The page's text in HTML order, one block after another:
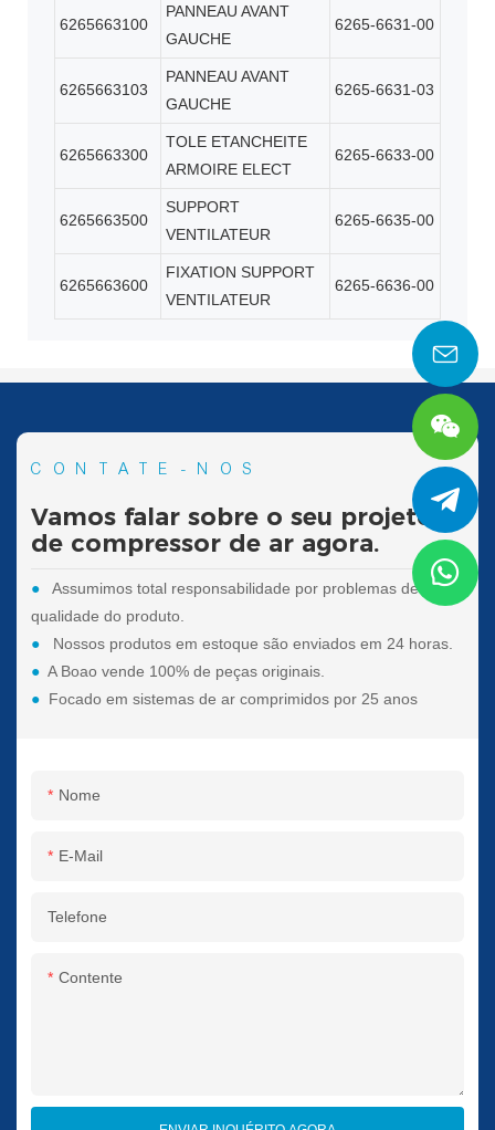
6265663100
PANNEAU AVANT
GAUCHE
6265-6631-00
6265663103
PANNEAU AVANT
GAUCHE
6265-6631-03
6265663300
TOLE ETANCHEITE
ARMOIRE ELECT
6265-6633-00
6265663500
SUPPORT
VENTILATEUR
6265-6635-00
6265663600
FIXATION SUPPORT
VENTILATEUR
6265-6636-00
CONTATE-NOS
Vamos falar sobre o seu projeto
de compressor de ar agora.
●
Assumimos total responsabilidade por problemas de
qualidade do produto.
●
Nossos produtos em estoque são enviados em 24 horas.
●A Boao vende 100% de peças originais.
● Focado em sistemas de ar comprimidos por 25 anos
Nome
E-Mail
Telefone
Contente